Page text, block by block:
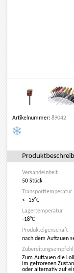
Artikelnummer: 89042
Versandeinheit
50 Stück
Transporttemperatur
< -15°C
Lagertemperatur
-18°C
Produkteigenschaft
nach dem Auftauen
Zum Auftauen die
im gefrorenen
oder alternativ auf